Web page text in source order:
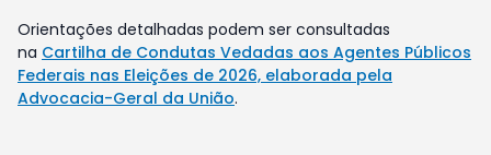
Orientações detalhadas podem ser consultadas
na Cartilha de Condutas Vedadas aos Agentes Públicos
Federais nas Eleições de 2026, elaborada pela
Advocacia-Geral da União.